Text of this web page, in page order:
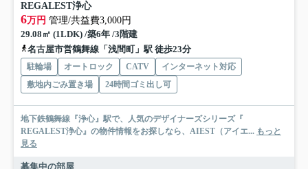
REGALEST浄心
6万円 管理/共益費3,000円
29.08㎡ (1LDK) /築6年 /3階建
名古屋市営鶴舞線「浅間町」駅 徒歩23分
駐輪場 オートロック CATV
インターネット対応
敷地内ごみ置き場
24時間ゴミ出し可
地下鉄鶴舞線『浄心』駅で、人気のデザイナーズシリーズ『
REGALEST浄心』の物件情報をお探しなら、AIEST（アイエ... もっと
見る
募集中の部屋